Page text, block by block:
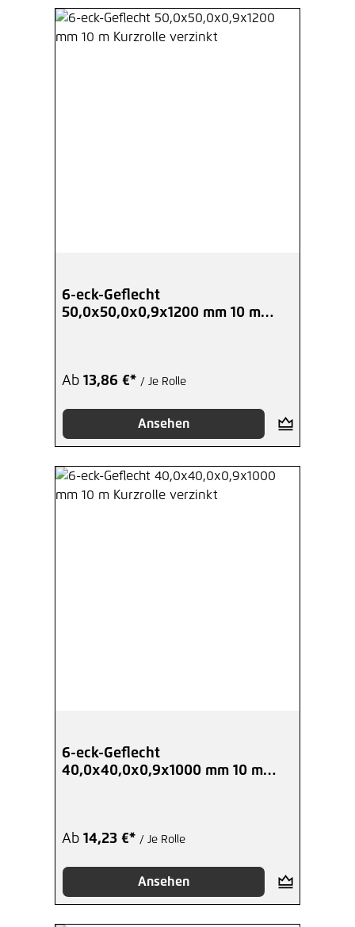
6-eck-Geflecht
50,0x50,0x0,9x1200 mm 10 m
Ab 13,86 €* / Je Rolle
Ansehen
6-eck-Geflecht
40,0x40,0x0,9x1000 mm 10 m
Ab 14,23 €* / Je Rolle
Ansehen